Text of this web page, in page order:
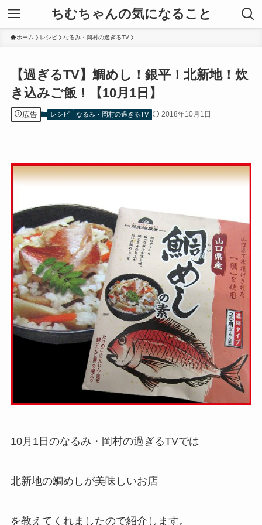
ちむちゃんの気になること
ホーム レシピ なるみ・岡村の過ぎるTV
【過ぎるTV】鯛めし！銀平！北新地！炊
き込みご飯！【10月1日】
広告 レシピ なるみ・岡村の過ぎるTV 2018年10月1日
10月1日のなるみ・岡村の過ぎるTVでは
北新地の鯛めしが美味しいお店
を教えてくれましたので紹介します。